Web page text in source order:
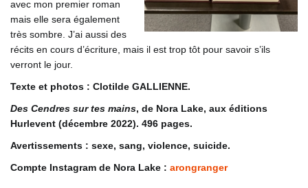
avec mon premier roman
mais elle sera également
très sombre. J’ai aussi des
récits en cours d’écriture, mais il est trop tôt pour savoir s’ils
verront le jour.
Texte et photos : Clotilde GALLIENNE.
Des Cendres sur tes mains, de Nora Lake, aux éditions
Hurlevent (décembre 2022). 496 pages.
Avertissements : sexe, sang, violence, suicide.
Compte Instagram de Nora Lake : arongranger